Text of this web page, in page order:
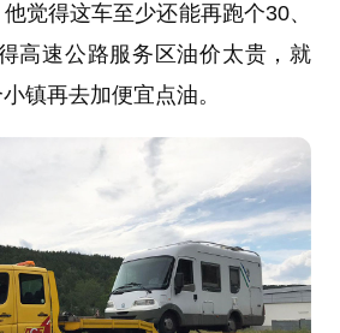
觉得这车至少还能再跑个30、
高速公路服务区油价太贵，就
镇再去加便宜点油。